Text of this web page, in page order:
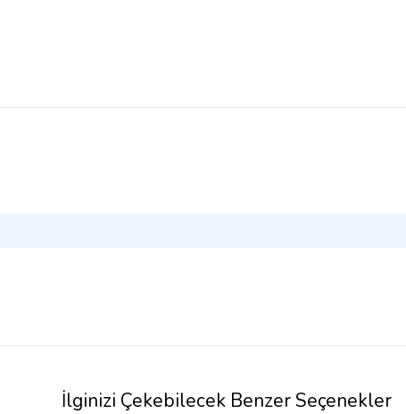
İlginizi Çekebilecek Benzer Seçenekler